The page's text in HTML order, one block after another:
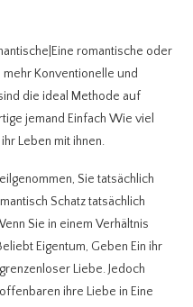
romantische oder
Konventionelle und
die ideal Methode auf
jemand Einfach Wie viel
Leben mit ihnen.
Sie tatsächlich
Schatz tatsächlich
Sie in einem Verhältnis
Eigentum, Geben Ein ihr
Liebe. Jedoch
ihre Liebe in Eine